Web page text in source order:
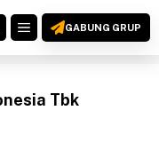
MENUGABUNG GRUP
Tbk